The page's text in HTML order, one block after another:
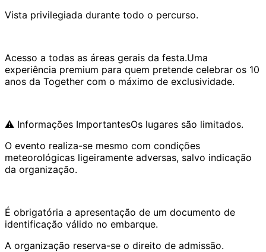
Vista privilegiada durante todo o percurso.
Acesso a todas as áreas gerais da festa.Uma
experiência premium para quem pretende celebrar os 10
anos da Together com o máximo de exclusividade.
⚠️ Informações ImportantesOs lugares são limitados.
O evento realiza-se mesmo com condições
meteorológicas ligeiramente adversas, salvo indicação
da organização.
É obrigatória a apresentação de um documento de
identificação válido no embarque.
A organização reserva-se o direito de admissão.